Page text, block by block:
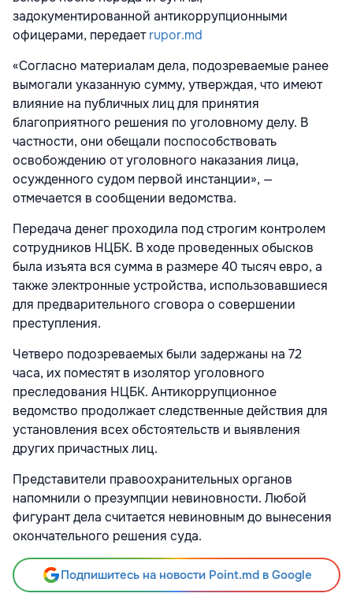
задокументированной антикоррупционными
офицерами, передаетrupor.md
«Согласно материалам дела, подозреваемые ранее
вымогали указанную сумму, утверждая, что имеют
влияние на публичных лиц для принятия
благоприятного решения по уголовному делу. В
частности, они обещали поспособствовать
освобождению от уголовного наказания лица,
осужденного судом первой инстанции», —
отмечается в сообщении ведомства.
Передача денег проходила под строгим контролем
сотрудников НЦБК. В ходе проведенных обысков
была изъята вся сумма в размере 40 тысяч евро, а
также электронные устройства, использовавшиеся
для предварительного сговора о совершении
преступления.
Четверо подозреваемых были задержаны на 72
часа, их поместят в изолятор уголовного
преследования НЦБК. Антикоррупционное
ведомство продолжает следственные действия для
установления всех обстоятельств и выявления
других причастных лиц.
Представители правоохранительных органов
напомнили о презумпции невиновности. Любой
фигурант дела считается невиновным до вынесения
окончательного решения суда.
Подпишитесь на новости Point.md в Google